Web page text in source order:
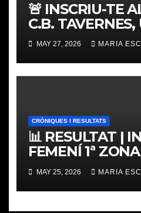
🚨 INSCRIU-TE
C.B. TAVERNES,
PLACES
MAY 27, 2026 MARIA
CRÒNIQUES I RESULTATS
📊 RESULTAT |
FEMENÍ 1ª
MAY 25, 2026 MARIA